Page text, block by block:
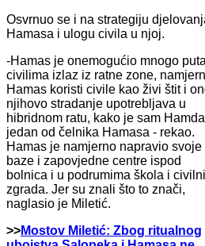
Osvrnuo se i na strategiju
Hamasa i ulogu civila u njoj.
-Hamas je onemogućio mnogo puta
civilima izlaz iz ratne zone,
Hamas koristi civile kao živi štit i
njihovo stradanje upotrebljava u
hibridnom ratu, kako je sam
jedan od čelnika Hamasa - rekao.
Hamas je namjerno napravio svoje
baze i zapovjedne centre ispod
bolnica i u podrumima škola i
zgrada. Jer su znali što to znači,
naglasio je Miletić.
>>Mostov Miletić: Zbog ritualnog